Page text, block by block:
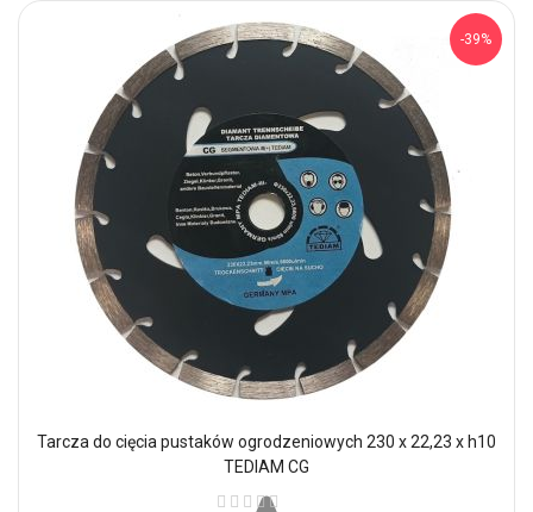
-39%
Tarcza do cięcia pustaków ogrodzeniowych 230 x 22,23 x h10
TEDIAM CG
Ocena: